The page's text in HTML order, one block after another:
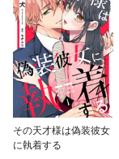
その天才様は偽装彼女
に執着する